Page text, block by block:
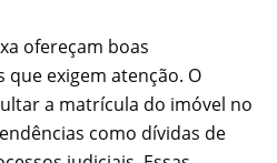
ofereçam boas
exigem atenção. O
a matrícula do imóvel no
como dívidas de